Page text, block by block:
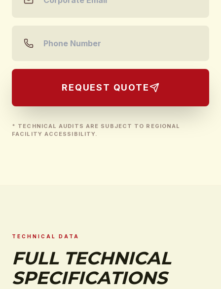
REQUEST QUOTE
* TECHNICAL AUDITS ARE SUBJECT TO REGIONAL
FACILITY ACCESSIBILITY.
TECHNICAL DATA
FULL TECHNICAL
SPECIFICATIONS